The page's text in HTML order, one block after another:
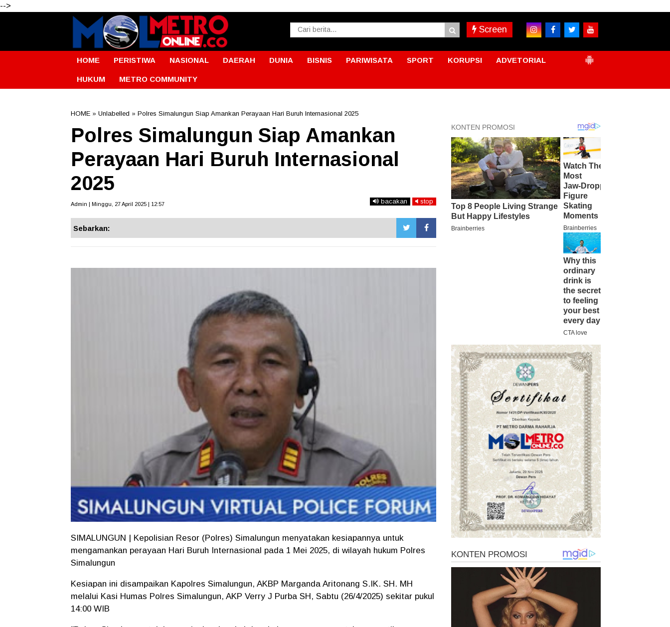
-->
Screen
HOME PERISTIWA NASIONAL DAERAH DUNIA BISNIS PARIWISATA SPORT KORUPSI ADVETORIAL
HUKUM METRO COMMUNITY
HOME » Unlabelled » Polres Simalungun Siap Amankan Perayaan Hari Buruh Internasional 2025
Polres Simalungun Siap Amankan
Perayaan Hari Buruh Internasional
2025
Admin | Minggu, 27 April 2025 | 12:57 bacakan stop
Sebarkan:
SIMALUNGUN | Kepolisian Resor (Polres) Simalungun menyatakan kesiapannya untuk
mengamankan perayaan Hari Buruh Internasional pada 1 Mei 2025, di wilayah hukum Polres
Simalungun
Kesiapan ini disampaikan Kapolres Simalungun, AKBP Marganda Aritonang S.IK. SH. MH
melalui Kasi Humas Polres Simalungun, AKP Verry J Purba SH, Sabtu (26/4/2025) sekitar pukul
14:00 WIB